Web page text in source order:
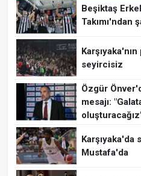
Beşiktaş
Takımı'ndan
seyircisiz
Özgür
mesajı:
Karşıyaka'da
Mustafa'da